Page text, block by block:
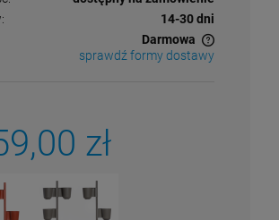
14-30 dni
Darmowa
ewentualnych kosztów płatności
sprawdź formy dostawy
zł